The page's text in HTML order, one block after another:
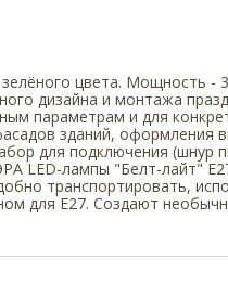
цвета. Мощность -
дизайна и монтажа
параметрам и для
зданий, оформления
для подключения (шнур
LED-лампы "Белт-лайт"
транспортировать,
для Е27. Создают